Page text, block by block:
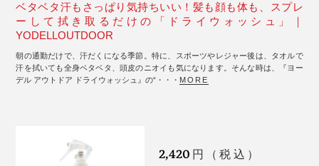
ベタベタ汗もさっぱり気持ちいい！髪も顔も体も、スプレ
ーして拭き取るだけの「ドライウォッシュ」｜
YODELLOUTDOOR
朝の通勤だけで、汗だくになる季節。特に、スポーツやレジャー後は、タオルで
汗を拭いても全身ベタベタ、頭皮のニオイも気になります。そんな時は、『ヨー
デル アウトドア ドライウォッシュ』の“・・・ MORE
2,420 円（税込）